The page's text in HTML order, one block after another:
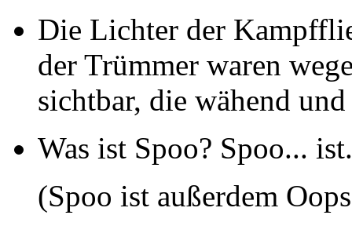
Die Lichter der
der Trümmer waren
sichtbar, die wähend
Was ist Spoo? Spoo... ist.
(Spoo ist außerdem